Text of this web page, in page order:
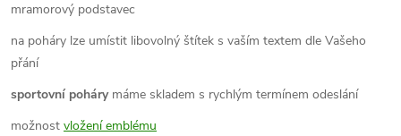
mramorový podstavec
na poháry lze umístit libovolný štítek s vaším textem dle Vašeho
přání
sportovní pohárymáme skladem s rychlým termínem odeslání
možnost vložení emblému